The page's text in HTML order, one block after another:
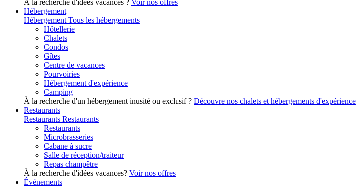
À la recherche d'idées vacances ? Voir nos offres
Hébergement
Hébergement Tous les hébergements
Hôtellerie
Chalets
Condos
Gîtes
Centre de vacances
Pourvoiries
Hébergement d'expérience
Camping
À la recherche d'un hébergement inusité ou exclusif ? Découvre nos chalets et hébergements d'expérience
Restaurants
Restaurants Restaurants
Restaurants
Microbrasseries
Cabane à sucre
Salle de réception/traiteur
Repas champêtre
À la recherche d'idées vacances? Voir nos offres
Événements